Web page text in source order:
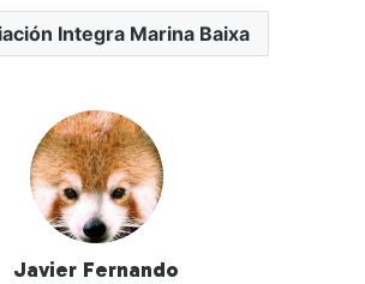
Integra Marina Baixa
Javier Fernando